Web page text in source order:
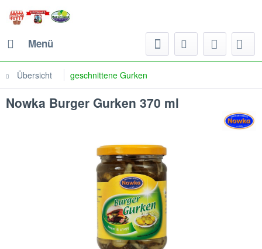
Menü
Übersicht geschnittene Gurken
Nowka Burger Gurken 370 ml